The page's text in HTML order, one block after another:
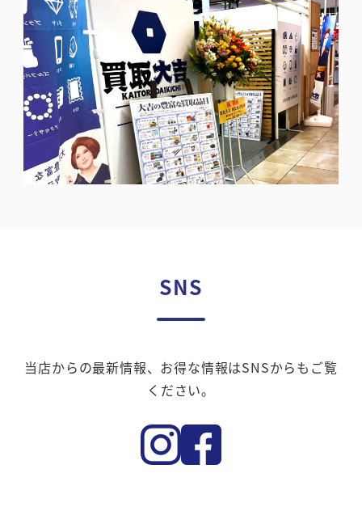
SNS
当店からの最新情報、お得な情報はSNSからもご覧
ください。